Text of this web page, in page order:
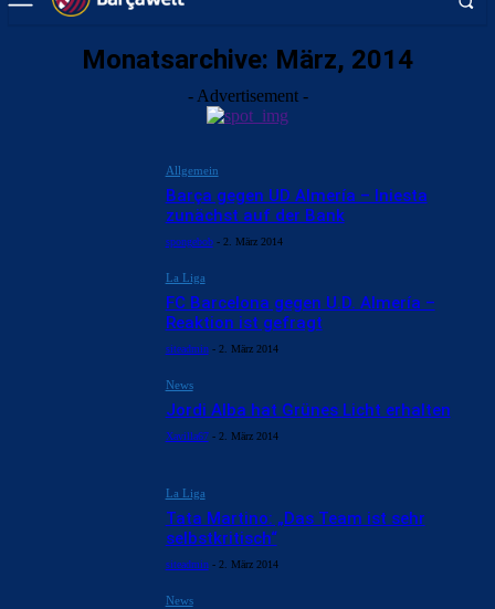
Monatsarchive: März, 2014
- Advertisement -
Allgemein
Barça gegen UD Almería – Iniesta
zunächst auf der Bank
spongebob - 2. März 2014
La Liga
FC Barcelona gegen U.D. Almería –
Reaktion ist gefragt
siteadmin - 2. März 2014
News
Jordi Alba hat Grünes Licht erhalten
Xavilla67 - 2. März 2014
La Liga
Tata Martino: „Das Team ist sehr
selbstkritisch“
siteadmin - 2. März 2014
News